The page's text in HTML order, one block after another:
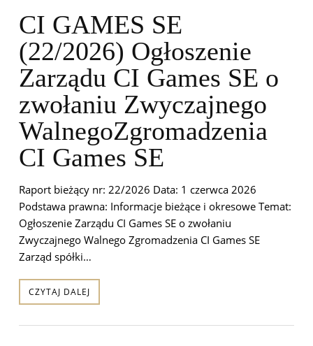
CI GAMES SE
(22/2026) Ogłoszenie
Zarządu CI Games SE o
zwołaniu Zwyczajnego
WalnegoZgromadzenia
CI Games SE
Raport bieżący nr: 22/2026 Data: 1 czerwca 2026
Podstawa prawna: Informacje bieżące i okresowe Temat:
Ogłoszenie Zarządu CI Games SE o zwołaniu
Zwyczajnego Walnego Zgromadzenia CI Games SE
Zarząd spółki…
CZYTAJ DALEJ